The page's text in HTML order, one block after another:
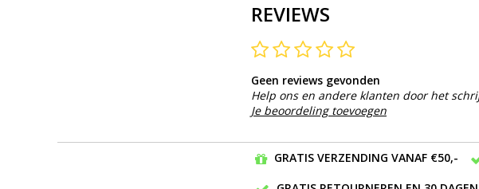
REVIEWS
Geen reviews gevonden
Help ons en andere klanten door het
Je beoordeling toevoegen
GRATIS VERZENDING VANAF €50,-